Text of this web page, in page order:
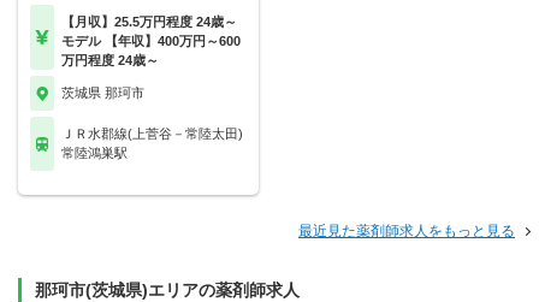
【月収】25.5万円程度 24歳～
モデル 【年収】400万円～600
万円程度 24歳～
茨城県 那珂市
ＪＲ水郡線(上菅谷－常陸太田)
常陸鴻巣駅
最近見た薬剤師求人をもっと見る
那珂市(茨城県)エリアの薬剤師求人